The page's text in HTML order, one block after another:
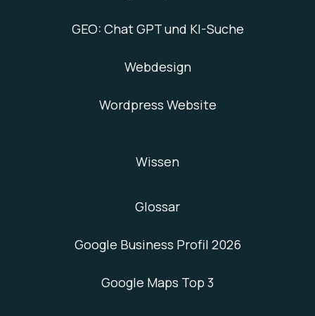
GEO: Chat GPT und KI-Suche
Webdesign
Wordpress Website
Wissen
Glossar
Google Business Profil 2026
Google Maps Top 3